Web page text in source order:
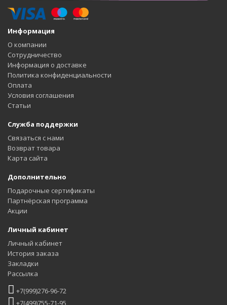
Информация
О компании
Сотрудничество
Информация о доставке
Политика конфиденциальности
Оплата
Условия соглашения
Статьи
Служба поддержки
Связаться с нами
Возврат товара
Карта сайта
Дополнительно
Подарочные сертификаты
Партнёрская программа
Акции
Личный кабинет
Личный кабинет
История заказа
Закладки
Рассылка
+7(999)276-96-72
+7(499)755-71-95